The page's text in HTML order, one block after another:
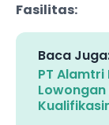
Fasilitas:
Baca
PT Alamtri
Lowongan